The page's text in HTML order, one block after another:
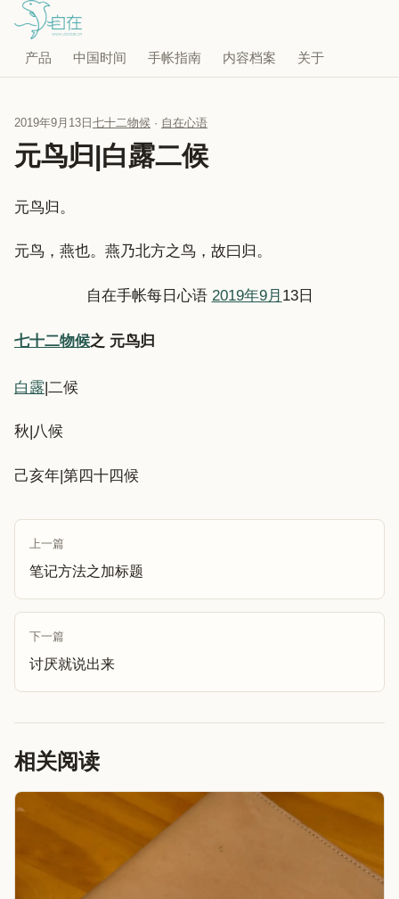
产品 中国时间 手帐指南 内容档案 关于
2019年9月13日 七十二物候 · 自在心语
元鸟归|白露二候
元鸟归。
元鸟，燕也。燕乃北方之鸟，故曰归。
自在手帐每日心语 2019年9月 13日
七十二物候之 元鸟归
白露|二候
秋|八候
己亥年|第四十四候
上一篇
笔记方法之加标题
下一篇
讨厌就说出来
相关阅读